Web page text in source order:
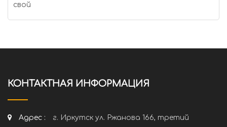
свой
КОНТАКТНАЯ ИНФОРМАЦИЯ
Адрес :
г. Иркутск ул. Ржанова 166, третий